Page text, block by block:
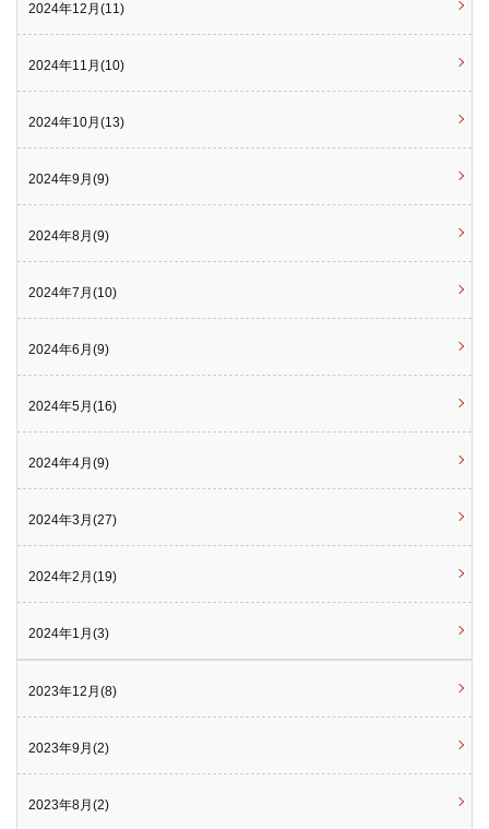
2024年12月(11)
2024年11月(10)
2024年10月(13)
2024年9月(9)
2024年8月(9)
2024年7月(10)
2024年6月(9)
2024年5月(16)
2024年4月(9)
2024年3月(27)
2024年2月(19)
2024年1月(3)
2023年12月(8)
2023年9月(2)
2023年8月(2)